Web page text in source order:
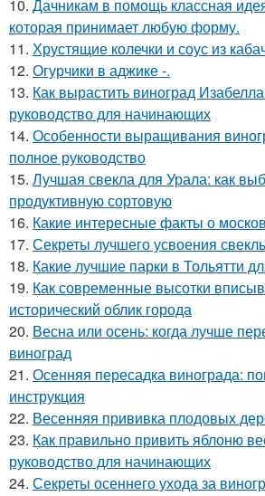
10. Дачникам в помощь классная
которая принимает любую форму.
11. Хрустящие колечки и соус из
12. Огурчики в аджике -.
13. Как вырастить виноград
руководство для начинающих
14. Особенности выращивания
полное руководство
15. Лучшая свекла для Урала: как
продуктивную сортовую
16. Какие интересные факты о
17. Секреты лучшего усвоения
18. Какие лучшие парки в Тольятти
19. Как современные высотки
исторический облик города
20. Весна или осень: когда лучше
виноград
21. Осенняя пересадка винограда:
инструкция
22. Весенняя прививка плодовых
23. Как правильно привить яблоню
руководство для начинающих
24. Секреты осеннего ухода за